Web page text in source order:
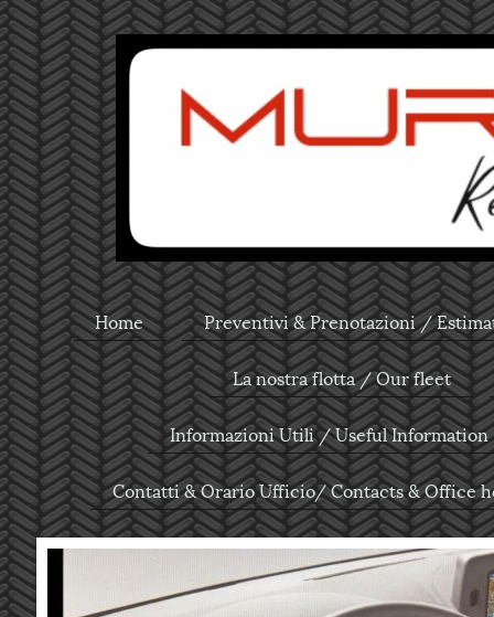
Home Preventivi & Prenotazioni /
La nostra flotta / Our fleet
Informazioni Utili / Useful Information
Contatti & Orario Ufficio/ Contacts & Office